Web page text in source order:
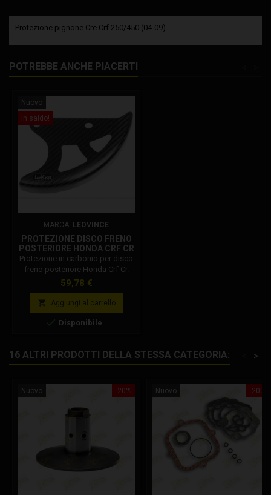
Protezione pignone Cre Crf 250/450 (04-09)
POTREBBE ANCHE PIACERTI
Nuovo
In saldo!
MARCA: LEOVINCE
PROTEZIONE DISCO FRENO
POSTERIORE HONDA CRF CR
Protezione in carbonio per disco
freno posteriore Honda Crf Cr.
Prezzo
59,78 €
 Aggiungi al carrello
 Disponibile
16 ALTRI PRODOTTI DELLA STESSA CATEGORIA: >
-20%
Nuovo -20%
Nuovo